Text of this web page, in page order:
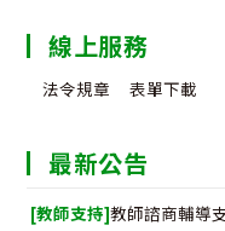
線上服務
法令規章 表單下載
最新公告
[教師支持]教師諮商輔導